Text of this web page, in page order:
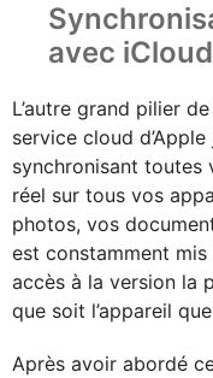
avec iCloud
L’autre grand pilier
service cloud
synchronisant toutes
réel sur tous vos
photos, vos
est constamment
accès à la version la
que soit l’appareil
Après avoir abordé